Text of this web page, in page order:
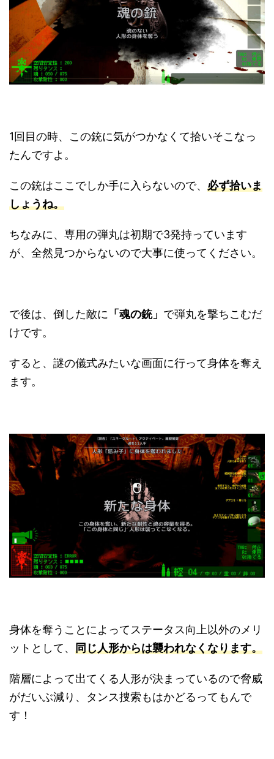
1回目の時、この銃に気がつかなくて拾いそこなっ
たんですよ。
この銃はここでしか手に入らないので、 必ず拾いま
しょうね。
ちなみに、専用の弾丸は初期で3発持っています
が、全然見つからないので大事に使ってください。
で後は、倒した敵に 「魂の銃」 で弾丸を撃ちこむだ
けです。
すると、謎の儀式みたいな画面に行って身体を奪え
ます。
身体を奪うことによってステータス向上以外のメリ
ットとして、 同じ人形からは襲われなくなります。
階層によって出てくる人形が決まっているので脅威
がだいぶ減り、タンス捜索もはかどるってもんで
す！